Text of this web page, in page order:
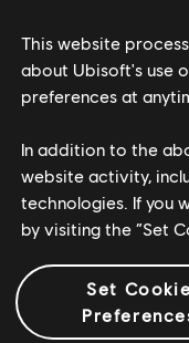
TRAQUE
La saison 9 poursuit la
cible : le capitaine Lewis.
Au cours de la traque
Daniels et le major
This website
about Ubisoft's use
preferences at
In addition to the
website activity,
technologies. If you
by visiting the “Set
Set Cookie